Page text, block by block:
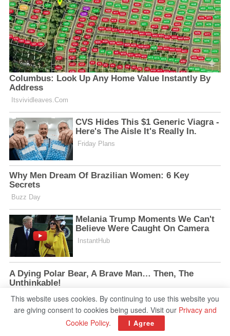
This website uses cookies. By continuing to use this website you
are giving consent to cookies being used. Visit our Privacy and
Cookie Policy. I Agree